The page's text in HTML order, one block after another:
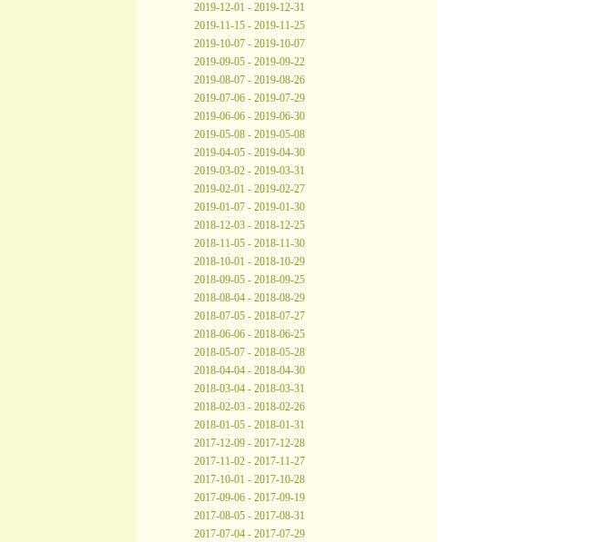
2019-12-01 - 2019-12-31
2019-11-15 - 2019-11-25
2019-10-07 - 2019-10-07
2019-09-05 - 2019-09-22
2019-08-07 - 2019-08-26
2019-07-06 - 2019-07-29
2019-06-06 - 2019-06-30
2019-05-08 - 2019-05-08
2019-04-05 - 2019-04-30
2019-03-02 - 2019-03-31
2019-02-01 - 2019-02-27
2019-01-07 - 2019-01-30
2018-12-03 - 2018-12-25
2018-11-05 - 2018-11-30
2018-10-01 - 2018-10-29
2018-09-05 - 2018-09-25
2018-08-04 - 2018-08-29
2018-07-05 - 2018-07-27
2018-06-06 - 2018-06-25
2018-05-07 - 2018-05-28
2018-04-04 - 2018-04-30
2018-03-04 - 2018-03-31
2018-02-03 - 2018-02-26
2018-01-05 - 2018-01-31
2017-12-09 - 2017-12-28
2017-11-02 - 2017-11-27
2017-10-01 - 2017-10-28
2017-09-06 - 2017-09-19
2017-08-05 - 2017-08-31
2017-07-04 - 2017-07-29